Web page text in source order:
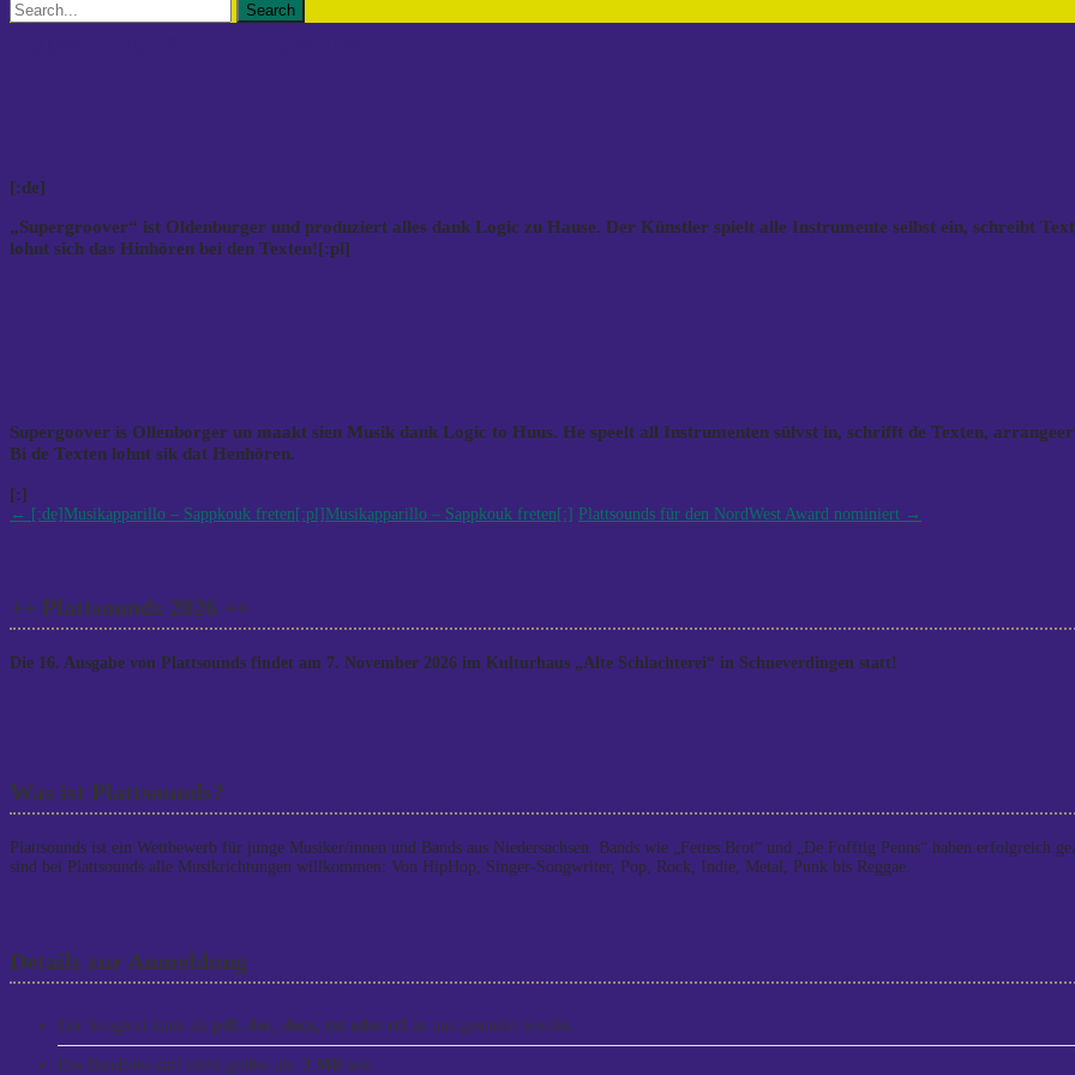
Search
for:
[:de]
„Supergroover“ ist Oldenburger und produziert alles dank Logic zu Hause. Der Künstler spielt alle Instrumente selbst ein, schreibt
lohnt sich das Hinhören bei den Texten![:pl]
Supergoover is Ollenborger un maakt sien Musik dank Logic to Huus. He speelt all Instrumenten sülvst in, schrifft de Texten,
Bi de Texten lohnt sik dat Henhören.
[:]
Post
← [:de]Musikapparillo – Sappkouk freten[:pl]Musikapparillo – Sappkouk freten[:] Plattsounds für den NordWest Award nominiert →
++ Plattsounds 2026 ++
Die 16. Ausgabe von Plattsounds findet am 7. November 2026 im Kulturhaus „Alte Schlachterei“ in Schneverdingen statt!
Was ist Plattsounds?
Plattsounds ist ein Wettbewerb für junge Musiker/innen und Bands aus Niedersachsen. Bands wie „Fettes Brot“ und „De Fofftig Penns“ haben erfolgreich
sind bei Plattsounds alle Musikrichtungen willkommen: Von HipHop, Singer-Songwriter, Pop, Rock, Indie, Metal, Punk bis Reggae.
Details zur Anmeldung
Der Songtext kann als pdf, doc, docx, txt oder rtf an uns gesendet werden.
Das Bandfoto darf nicht größer als 3 MB sein.